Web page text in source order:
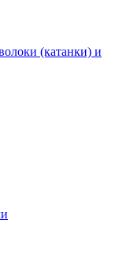
(катанки) и